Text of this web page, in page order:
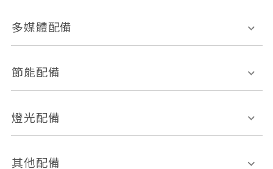
ABS防鎖死
車道偏離警示
自動停車系統 盲點偵測系統
倒車雷達
皮椅
多媒體配備
外部音源接入
節能配備
引擎啟閉系統
燈光配備
感應頭燈
其他配備